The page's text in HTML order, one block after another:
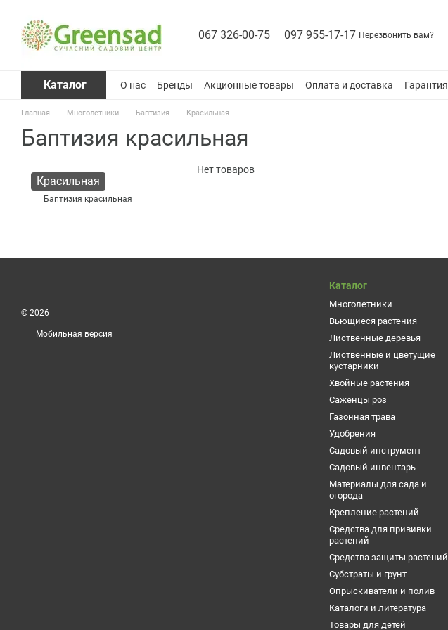
067 326-00-75 097 955-17-17 Перезвонить вам?
Каталог О нас Бренды Акционные товары Оплата и доставка Гарантия
Главная Многолетники Баптизия Красильная
Баптизия красильная
Нет товаров
Красильная
Баптизия красильная
© 2026
Мобильная версия
Каталог
Многолетники
Вьющиеся растения
Лиственные деревья
Лиственные и цветущие
кустарники
Хвойные растения
Саженцы роз
Газонная трава
Удобрения
Садовый инструмент
Садовый инвентарь
Материалы для сада и
огорода
Крепление растений
Средства для прививки
растений
Средства защиты растений
Субстраты и грунт
Опрыскиватели и полив
Каталоги и литература
Товары для детей